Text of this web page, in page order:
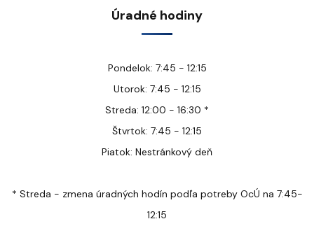
Úradné hodiny
Pondelok: 7:45 - 12:15
Utorok: 7:45 - 12:15
Streda: 12:00 - 16:30 *
Štvrtok: 7:45 - 12:15
Piatok: Nestránkový deň
* Streda - zmena úradných hodín podľa potreby OcÚ na 7:45-
12:15